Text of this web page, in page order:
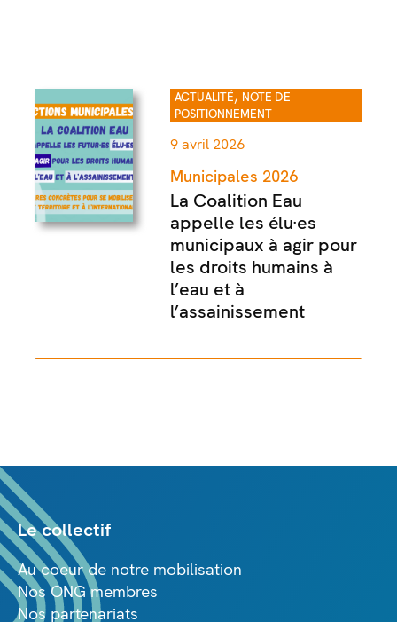
ACTUALITÉ, NOTE DE
POSITIONNEMENT
9 avril 2026
Municipales 2026
La Coalition Eau
appelle les élu·es
municipaux à agir pour
les droits humains à
l’eau et à
l’assainissement
Le collectif
Au coeur de notre mobilisation
Nos ONG membres
Nos partenariats